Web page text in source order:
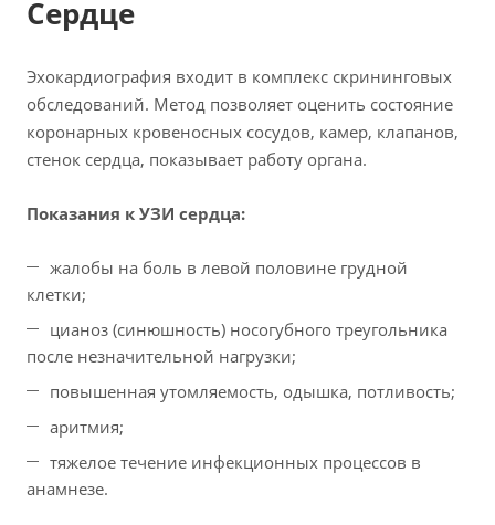
Сердце
Эхокардиография входит в комплекс скрининговых
обследований. Метод позволяет оценить состояние
коронарных кровеносных сосудов, камер, клапанов,
стенок сердца, показывает работу органа.
Показания к УЗИ сердца:
жалобы на боль в левой половине грудной
клетки;
цианоз (синюшность) носогубного треугольника
после незначительной нагрузки;
повышенная утомляемость, одышка, потливость;
аритмия;
тяжелое течение инфекционных процессов в
анамнезе.